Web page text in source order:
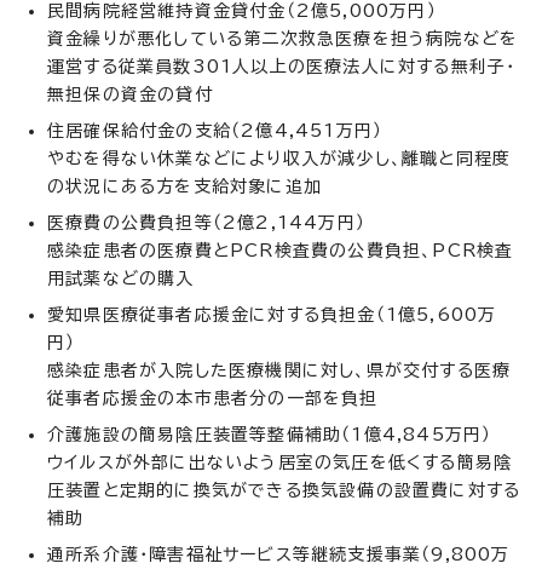
民間病院経営維持資金貸付金（2億5,000万円）
資金繰りが悪化している第二次救急医療を担う病院などを
運営する従業員数301人以上の医療法人に対する無利子・
無担保の資金の貸付
住居確保給付金の支給（2億4,451万円）
やむを得ない休業などにより収入が減少し、離職と同程度
の状況にある方を支給対象に追加
医療費の公費負担等（2億2,144万円）
感染症患者の医療費とPCR検査費の公費負担、PCR検査
用試薬などの購入
愛知県医療従事者応援金に対する負担金（1億5,600万
円）
感染症患者が入院した医療機関に対し、県が交付する医療
従事者応援金の本市患者分の一部を負担
介護施設の簡易陰圧装置等整備補助（1億4,845万円）
ウイルスが外部に出ないよう居室の気圧を低くする簡易陰
圧装置と定期的に換気ができる換気設備の設置費に対する
補助
通所系介護・障害福祉サービス等継続支援事業（9,800万